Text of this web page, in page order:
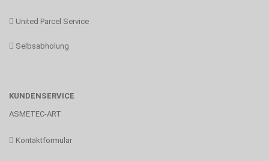
United Parcel Service
Selbsabholung
KUNDENSERVICE
ASMETEC-ART
Kontaktformular